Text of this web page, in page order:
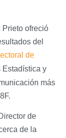
Prieto ofreció
del
de
Estadística y
más
de
de la